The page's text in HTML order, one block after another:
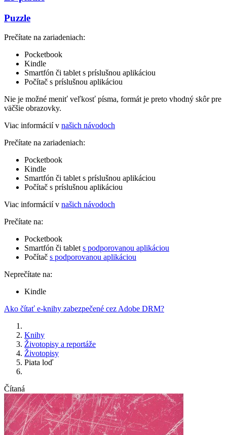
Puzzle
Prečítate na zariadeniach:
Pocketbook
Kindle
Smartfón či tablet s príslušnou aplikáciou
Počítač s príslušnou aplikáciou
Nie je možné meniť veľkosť písma, formát je preto vhodný skôr pre
väčšie obrazovky.
Viac informácií v našich návodoch
Prečítate na zariadeniach:
Pocketbook
Kindle
Smartfón či tablet s príslušnou aplikáciou
Počítač s príslušnou aplikáciou
Viac informácií v našich návodoch
Prečítate na:
Pocketbook
Smartfón či tablet s podporovanou aplikáciou
Počítač s podporovanou aplikáciou
Neprečítate na:
Kindle
Ako čítať e-knihy zabezpečené cez Adobe DRM?
Knihy
Životopisy a reportáže
Životopisy
Piata loď
Čítaná